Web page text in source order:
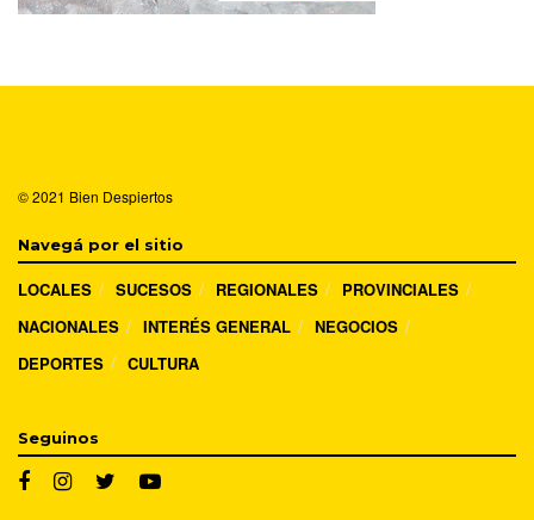
© 2021 Bien Despiertos
Navegá por el sitio
LOCALES SUCESOS REGIONALES
PROVINCIALES
NACIONALES
INTERÉS GENERAL
NEGOCIOS
DEPORTES
CULTURA
Seguinos